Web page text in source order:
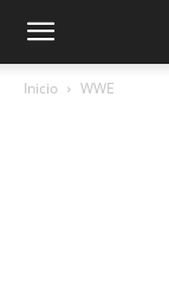
Inicio WWE